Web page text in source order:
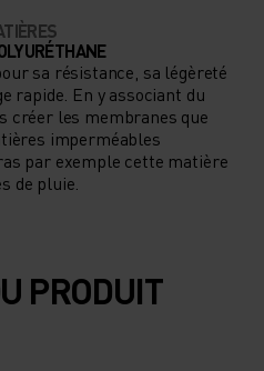
sa résistance, sa légèreté
rapide. En y associant du
créer les membranes que
imperméables
par exemple cette matière
de pluie.
PRODUIT